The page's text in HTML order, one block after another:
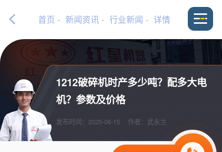
首页 - 新闻资讯 - 行业新闻 - 详情
1212破碎机时产多少吨？配多大电
机？参数及价格
发布时间：2025-08-15 作者：武永兰